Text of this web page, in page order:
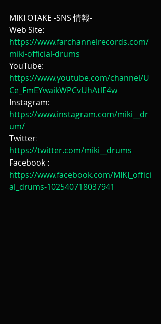
MIKI OTAKE -SNS 情報-
Web Site:
https://www.farchannelrecords.com/
miki-official-drums
YouTube:
https://www.youtube.com/channel/U
Ce_FmEYwaikWPCvUhAtlE4w
Instagram:
https://www.instagram.com/miki__dr
um/
Twitter:
https://twitter.com/miki__drums
Facebook :
https://www.facebook.com/MIKI_offici
al_drums-102540718037941